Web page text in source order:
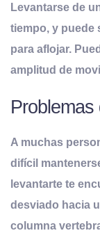
Levantarse de
tiempo, y puede
para aflojar.
amplitud de
A muchas
difícil
levantarte te
desviado hacia
columna